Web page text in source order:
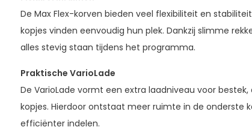
De Max Flex-korven bieden veel flexibiliteit en
kopjes vinden eenvoudig hun plek. Dankzij slimme
alles stevig staan tijdens het programma.
Praktische VarioLade
De VarioLade vormt een extra laadniveau voor
kopjes. Hierdoor ontstaat meer ruimte in de onderste
efficiënter indelen.